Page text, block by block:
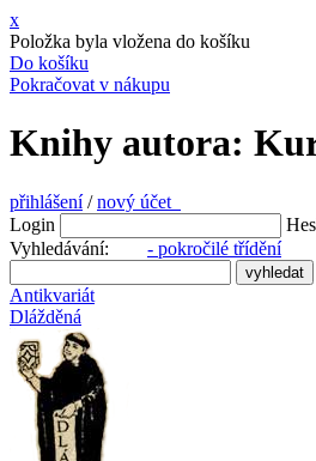
x
Položka byla vložena do košíku
Do košíku
Pokračovat v nákupu
Knihy autora:
přihlášení/nový účet
Login
Vyhledávání: - pokročilé třídění
Antikvariát
Dlážděná